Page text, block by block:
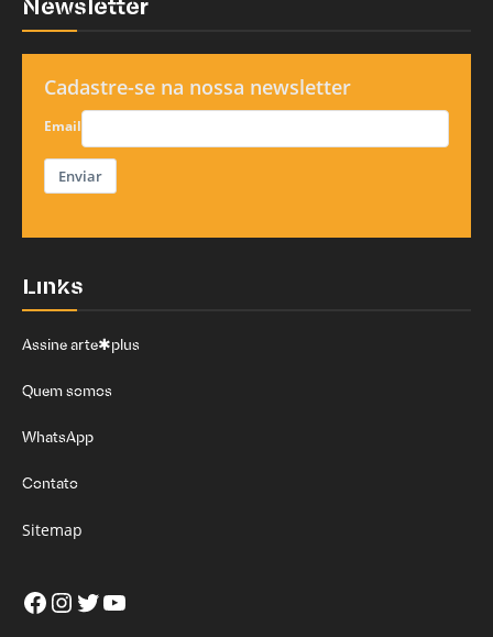
Newsletter
Cadastre-se na nossa newsletter
Email
Enviar
Links
Assine arte✱plus
Quem somos
WhatsApp
Contato
Sitemap
Facebook
Instagram
Twitter
Youtube